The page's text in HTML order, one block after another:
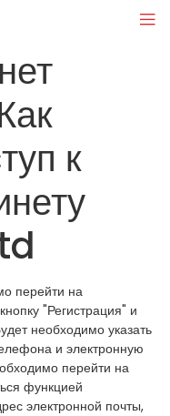
к
перейти на
"Регистрация" и
необходимо указать
и электронную
перейти на
функцией
электронной почты,